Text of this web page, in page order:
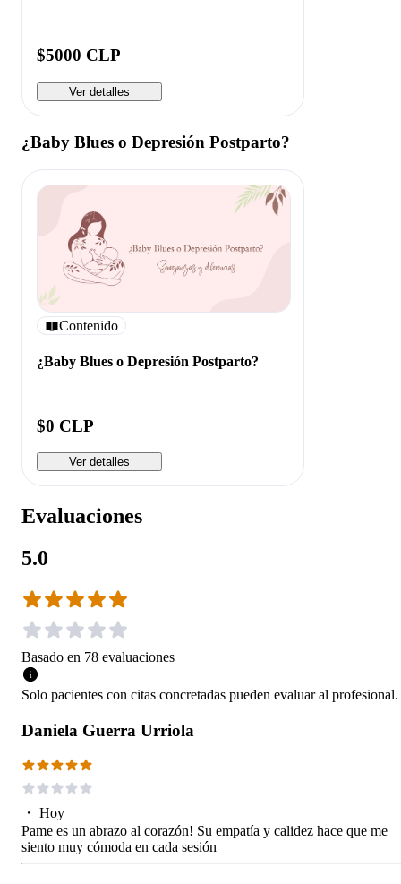
$5000 CLP
Ver detalles
¿Baby Blues o Depresión Postparto?
Contenido
¿Baby Blues o Depresión Postparto?
$0 CLP
Ver detalles
Evaluaciones
5.0
Basado en 78 evaluaciones
Solo pacientes con citas concretadas pueden evaluar al profesional.
Daniela Guerra Urriola
・ Hoy
Pame es un abrazo al corazón! Su empatía y calidez hace que me
siento muy cómoda en cada sesión